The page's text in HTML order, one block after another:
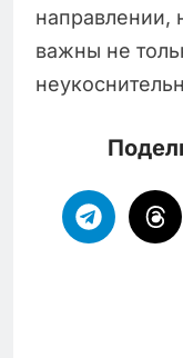
направлении,
важны не